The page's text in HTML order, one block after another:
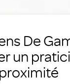
De
un
proximité